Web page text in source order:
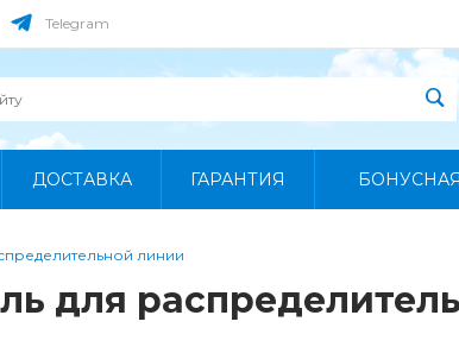
Telegram
ДОСТАВКА ГАРАНТИЯ
линии
для